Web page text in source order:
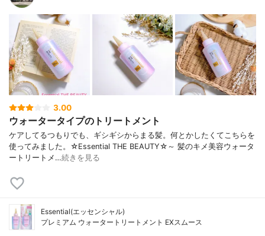
3.00
ウォータータイプのトリートメント
ケアしてるつもりでも、ギシギシからまる髪。何とかしたくてこちらを
使ってみました。☆Essential THE BEAUTY☆～ 髪のキメ美容ウォータ
ートリートメ…続きを見る
Essential(エッセンシャル)
プレミアム ウォータートリートメント EXスムース